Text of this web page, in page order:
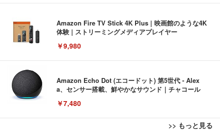
Amazon Fire TV Stick 4K Plus | 映画館のような4K
体験 | ストリーミングメディアプレイヤー
￥9,980
Amazon Echo Dot (エコードット) 第5世代 - Alex
a、センサー搭載、鮮やかなサウンド｜チャコール
￥7,480
>> もっと見る